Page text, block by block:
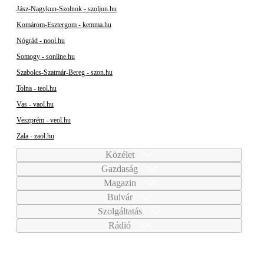
Jász-Nagykun-Szolnok - szoljon.hu
Komárom-Esztergom - kemma.hu
Nógrád - nool.hu
Somogy - sonline.hu
Szabolcs-Szatmár-Bereg - szon.hu
Tolna - teol.hu
Vas - vaol.hu
Veszprém - veol.hu
Zala - zaol.hu
Közélet
Gazdaság
Magazin
Bulvár
Szolgáltatás
Rádió